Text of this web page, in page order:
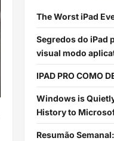
The Worst iPad
Segredos do iPad
visual modo
IPAD PRO COMO
Windows is
History to
Resumão